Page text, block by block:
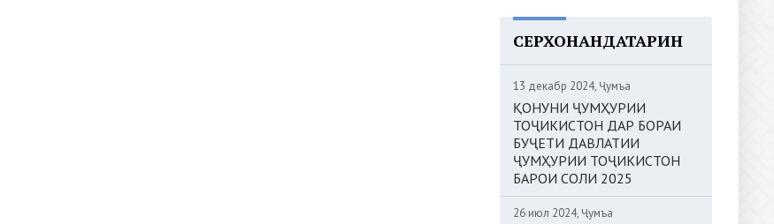
СЕРХОНАНДАТАРИН
13 декабр 2024, Ҷумъа
ҚОНУНИ ҶУМҲУРИИ
ТОҶИКИСТОН ДАР БОРАИ
БУҶЕТИ ДАВЛАТИИ
ҶУМҲУРИИ ТОҶИКИСТОН
БАРОИ СОЛИ 2025
26 июл 2024, Ҷумъа